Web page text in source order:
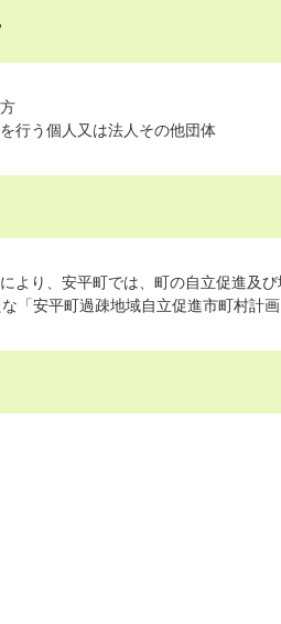
行う個人又は法人その他団体
り、安平町では、町の自立促進及
「安平町過疎地域自立促進市町村計画